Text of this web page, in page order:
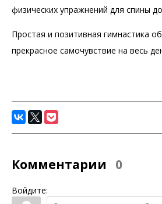
физических упражнений для спины
Простая и позитивная гимнастика
прекрасное самочувствие на весь
Комментарии 0
Войдите: